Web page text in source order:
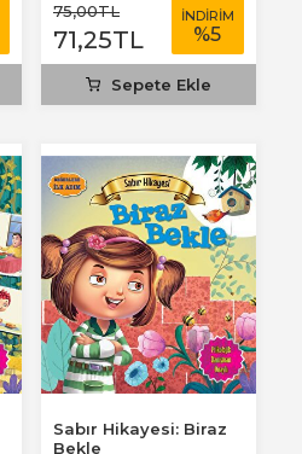
75,00TL
71,25TL
İNDİRİM
%5
Sepete Ekle
Sabır Hikayesi: Biraz
Bekle